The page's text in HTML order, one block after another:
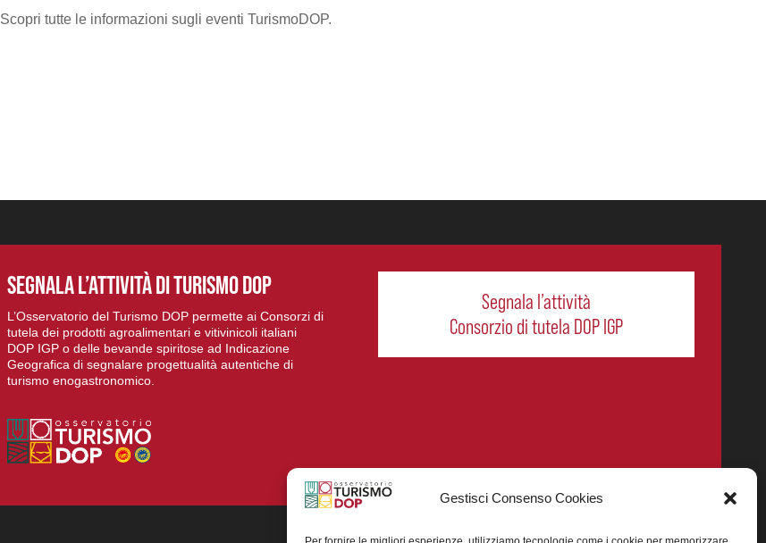
Gestisci Consenso Cookies
Scopri tutte le informazioni sugli eventi TurismoDOP.
SEGNALA L’ATTIVITÀ DI TURISMO DOP
L’Osservatorio del Turismo DOP permette ai Consorzi di
tutela dei prodotti agroalimentari e vitivinicoli italiani
DOP IGP o delle bevande spiritose ad Indicazione
Geografica di segnalare progettualità autentiche di
turismo enogastronomico.
Segnala l’attività
Consorzio di tutela DOP IGP